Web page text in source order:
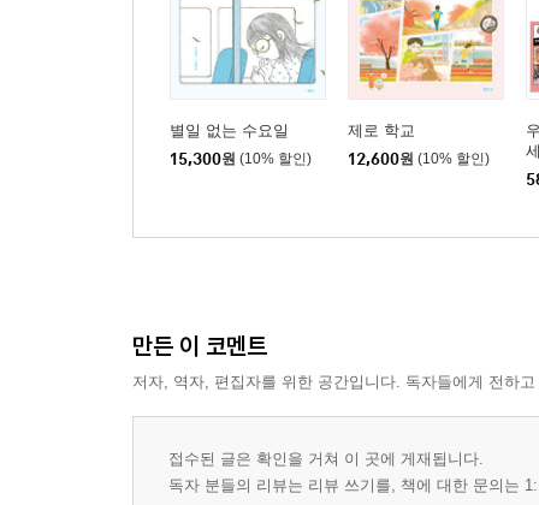
별일 없는 수요일
15,300원 (10% 할인)
제로 학교
12,600원 (10% 할인)
만든 이 코멘트
저자, 역자, 편집자를 위한 공간입니다. 독자들에게 전하
접수된 글은 확인을 거쳐 이 곳에 게재됩니다.
독자 분들의 리뷰는 리뷰 쓰기를, 책에 대한 문의는